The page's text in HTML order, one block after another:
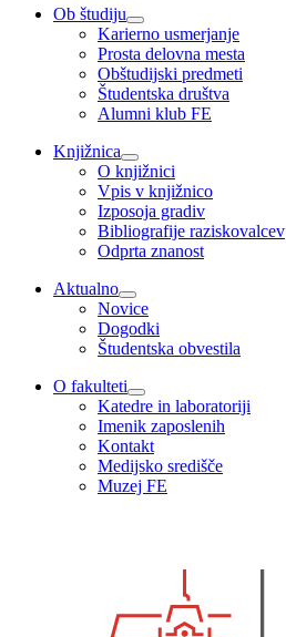
Ob študiju
Karierno usmerjanje
Prosta delovna mesta
Obštudijski predmeti
Študentska društva
Alumni klub FE
Knjižnica
O knjižnici
Vpis v knjižnico
Izposoja gradiv
Bibliografije raziskovalcev
Odprta znanost
Aktualno
Novice
Dogodki
Študentska obvestila
O fakulteti
Katedre in laboratoriji
Imenik zaposlenih
Kontakt
Medijsko središče
Muzej FE